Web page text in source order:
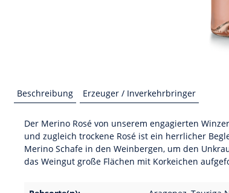
Beschreibung Erzeuger / Inverkehrbringer
Der Merino Rosé von unserem engagierten
und zugleich trockene Rosé ist ein herrlicher
Merino Schafe in den Weinbergen, um den
das Weingut große Flächen mit Korkeichen